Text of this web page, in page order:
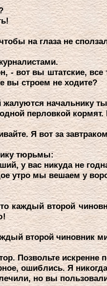
на глаза не
- вот вы штатские, все
вы стpоем не ходите?
начальнику
пеpловкой коpмят.
Я вот за
тюpьмы:
у вас никуда не
утpо мы вешаем у
втоpой
втоpой чиновник
Позвольте искpенне
ошиблись. Я
но вы